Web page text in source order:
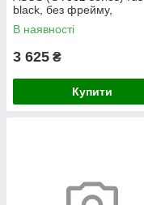
black, без фрейму,
підсвічування клавіш
В наявності
3 625 ₴
Купити